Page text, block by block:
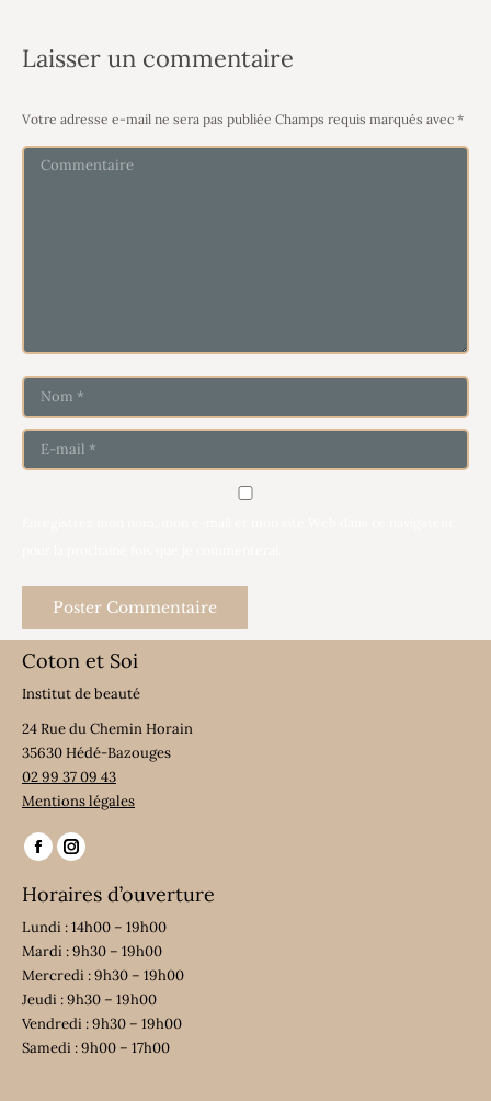
Laisser un commentaire
Votre adresse e-mail ne sera pas publiée Champs requis marqués avec *
Commentaire
Nom *
E-mail *
Poster Commentaire
Coton et Soi
Institut de beauté
24 Rue du Chemin Horain
35630 Hédé-Bazouges
02 99 37 09 43
Mentions légales
Trouvez nous sur :
La
page
s'ouvre
dans
une
nouvelle
fenêtre
La
page
s'ouvre
dans
une
nouvelle
fenêtre
Horaires d’ouverture
Lundi : 14h00 – 19h00
Mardi : 9h30 – 19h00
Mercredi : 9h30 – 19h00
Jeudi : 9h30 – 19h00
Vendredi : 9h30 – 19h00
Samedi : 9h00 – 17h00